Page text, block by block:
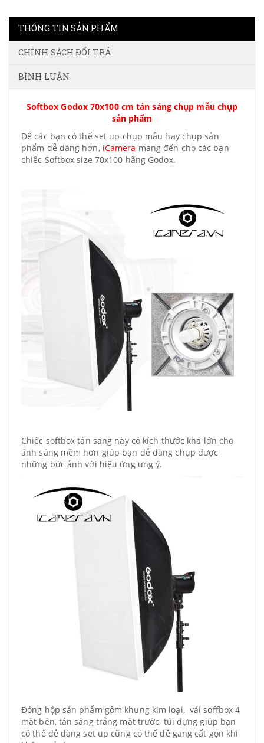
THÔNG TIN SẢN PHẨM
CHÍNH SÁCH ĐỔI TRẢ
BÌNH LUẬN
Softbox Godox 70x100 cm tản sáng chụp mẫu chụp
sản phẩm
Để các bạn có thể set up chụp mẫu hay chụp sản
phẩm dễ dàng hơn, iCamera mang đến cho các bạn
chiếc Softbox size 70x100 hãng Godox.
Chiếc softbox tản sáng này có kích thước khá lớn cho
ánh sáng mềm hơn giúp bạn dễ dàng chụp được
những bức ảnh với hiệu ứng ưng ý.
Đóng hộp sản phẩm gồm khung kim loại, vải soffbox 4
mặt bên, tản sáng trắng mặt trước, túi đựng giúp bạn
có thể dễ dàng set up cũng có thể dễ gang cất gọn khi